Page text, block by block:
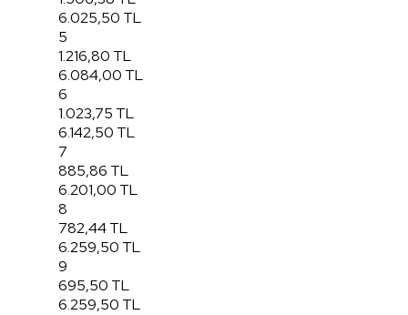
6.025,50 TL
5
1.216,80 TL
6.084,00 TL
6
1.023,75 TL
6.142,50 TL
7
885,86 TL
6.201,00 TL
8
782,44 TL
6.259,50 TL
9
695,50 TL
6.259,50 TL